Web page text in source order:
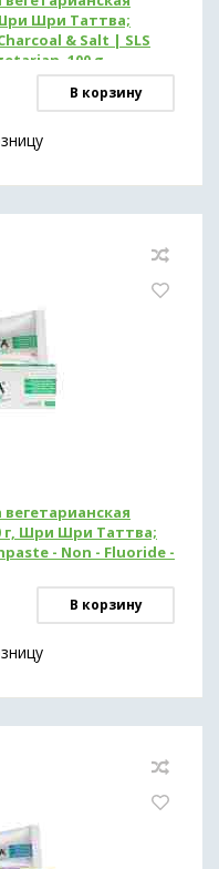
Шри Таттва;
& Salt | SLS
100 g
В корзину
г, Шри Шри Таттва;
- Non - Fluoride -
В корзину